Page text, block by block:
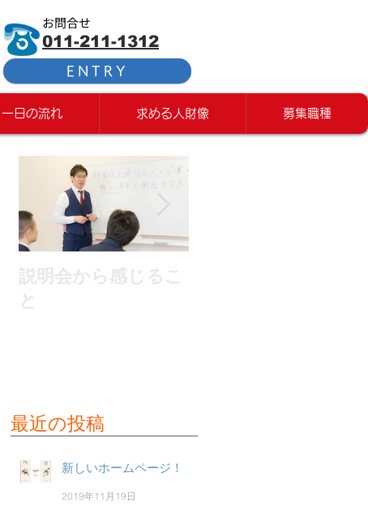
お問合せ
011-211-1312
ENTRY
一日の流れ 求める人財像 募集職種
最近の投稿
新しいホームページ！
2019年11月19日